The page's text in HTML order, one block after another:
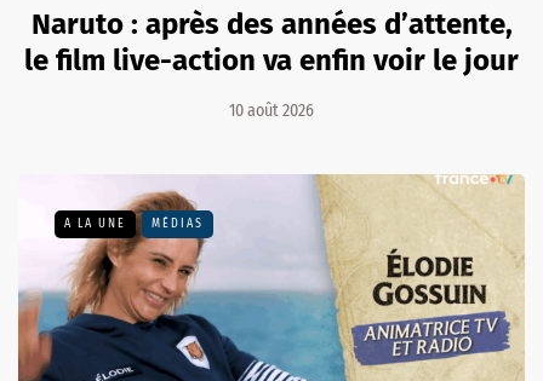
Naruto : après des années d’attente,
le film live-action va enfin voir le jour
10 août 2026
A LA UNE MÉDIAS